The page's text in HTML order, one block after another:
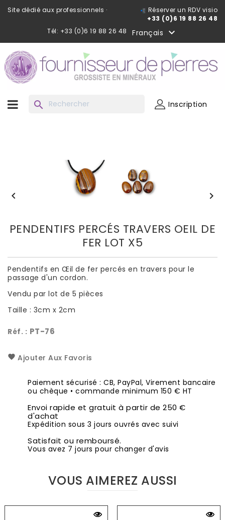
Site dédié aux professionnels ·
Réserver un RDV visio
+33 (0)6 19 88 26 48
Tél: +33 (0)6 19 88 26 48
Français 
search Inscription
 
PENDENTIFS PERCÉS TRAVERS OEIL DE
FER LOT X5
Pendentifs en Œil de fer percés en travers pour le
passage d'un cordon.
Vendu par lot de 5 pièces
Taille : 3cm x 2cm
Réf. : PT-76
Ajouter Aux Favoris
Paiement sécurisé : CB, PayPal, Virement bancaire
ou chèque • commande minimum 150 € HT
Envoi rapide et gratuit à partir de 250 €
d'achat
Expédition sous 3 jours ouvrés avec suivi
Satisfait ou remboursé.
Vous avez 7 jours pour changer d'avis
VOUS AIMEREZ AUSSI